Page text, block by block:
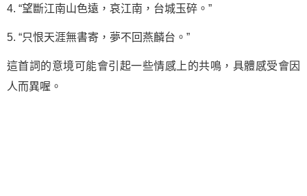
4. “望斷江南山色遠，哀江南，台城玉碎。”
5. “只恨天涯無書寄，夢不回燕麟台。”
這首詞的意境可能會引起一些情感上的共鳴，具體感受會因
人而異喔。